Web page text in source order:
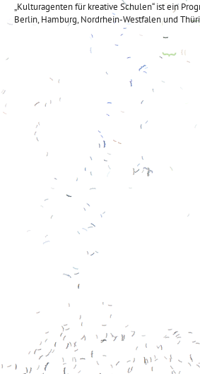
„Kulturagenten für kreative Schulen“ ist ein
Berlin, Hamburg, Nordrhein-Westfalen und